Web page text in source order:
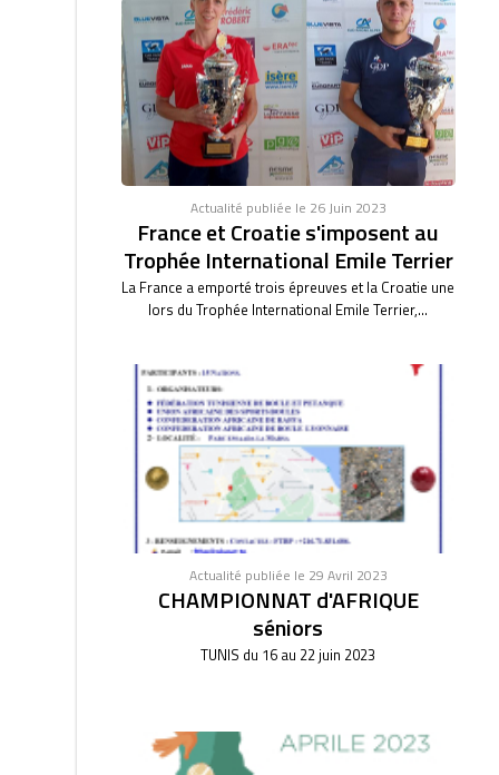
Actualité publiée le 26 Juin 2023
France et Croatie s'imposent au
Trophée International Emile Terrier
La France a emporté trois épreuves et la Croatie une
lors du Trophée International Emile Terrier,...
Actualité publiée le 29 Avril 2023
CHAMPIONNAT d'AFRIQUE
séniors
TUNIS du 16 au 22 juin 2023